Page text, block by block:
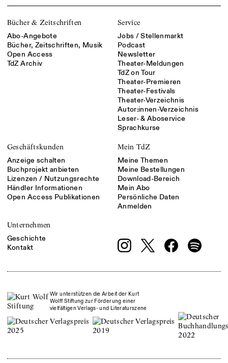
Bücher & Zeitschriften
Abo-Angebote
Bücher, Zeitschriften, Musik
Open Access
TdZ Archiv
Service
Jobs / Stellenmarkt
Podcast
Newsletter
Theater-Meldungen
TdZ on Tour
Theater-Premieren
Theater-Festivals
Theater-Verzeichnis
Autor:innen-Verzeichnis
Leser- & Aboservice
Sprachkurse
Geschäftskunden
Anzeige schalten
Buchprojekt anbieten
Lizenzen / Nutzungsrechte
Händler Informationen
Open Access Publikationen
Mein TdZ
Meine Themen
Meine Bestellungen
Download-Bereich
Mein Abo
Persönliche Daten
Anmelden
Unternehmen
Geschichte
Kontakt
Wir unterstützen die Arbeit der Kurt
Wolff Stiftung zur Förderung einer
vielfältigen Verlags- und Literaturszene